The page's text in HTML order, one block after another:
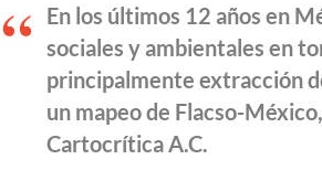
En los últimos 12 años en
sociales y ambientales en
principalmente extracción
un mapeo de Flacso-
Cartocrítica A.C.